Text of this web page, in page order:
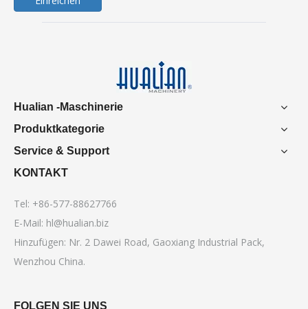
Hualian -Maschinerie
Produktkategorie
Service & Support
KONTAKT
Tel: +86-577-88627766
E-Mail: hl@hualian.biz
Hinzufügen: Nr. 2 Dawei Road, Gaoxiang Industrial Pack,
Wenzhou China.
FOLGEN SIE UNS